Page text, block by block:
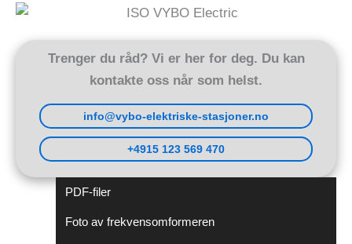
Trenger du råd? Vi er her for deg. Du kan
kontakte oss når som helst.
info@vybo-elektriske-stasjoner.no
+4915 123 569 470
PDF-filer
Foto av frekvensomformeren